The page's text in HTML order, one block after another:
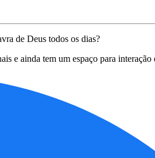
de Deus todos os dias?
e ainda tem um espaço para